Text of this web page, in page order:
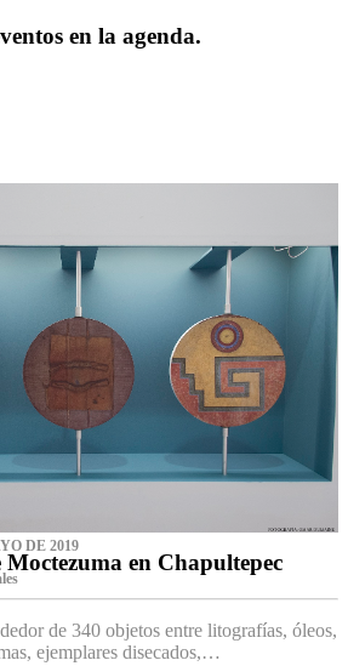
en la agenda.
DE 2019
en Chapultepec
de 340 objetos entre litografías, óleos,
ejemplares disecados,…